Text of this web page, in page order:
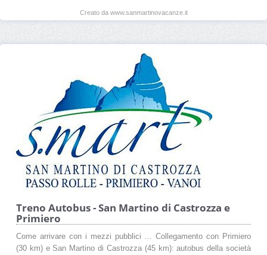
Creato da www.sanmartinovacanze.it
Treno Autobus - San Martino di Castrozza e
Primiero
Come arrivare con i mezzi pubblici ... Collegamento con Primiero
(30 km) e San Martino di Castrozza (45 km): autobus della società